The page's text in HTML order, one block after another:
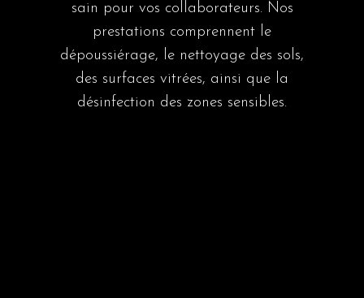
sain pour vos collaborateurs. Nos
prestations comprennent le
dépoussiérage, le nettoyage des sols,
des surfaces vitrées, ainsi que la
désinfection des zones sensibles.